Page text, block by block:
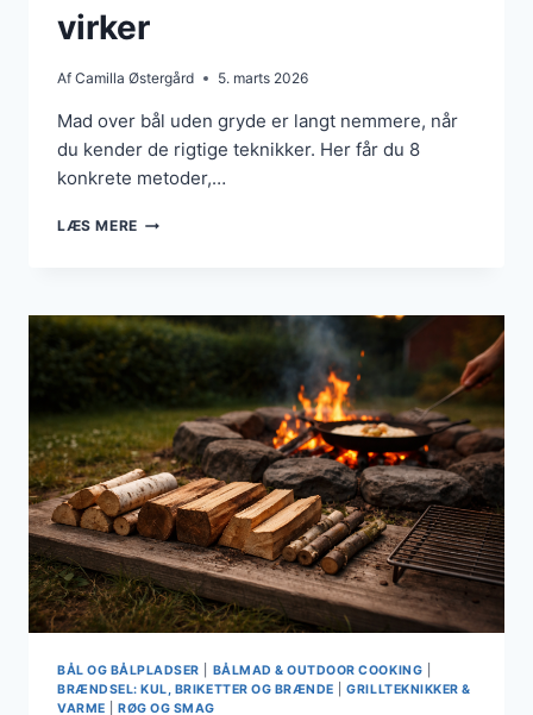
virker
Af Camilla Østergård 5. marts 2026
Mad over bål uden gryde er langt nemmere, når
du kender de rigtige teknikker. Her får du 8
konkrete metoder,…
LÆS MEREMAD
GRYDE:
8
FAKTISK
VIRKER
BÅL OG BÅLPLADSER BÅLMAD & OUTDOOR COOKING
BRÆNDSEL: KUL, BRIKETTER OG BRÆNDE |GRILLTEKNIKKER &
VARME |RØG OG SMAG